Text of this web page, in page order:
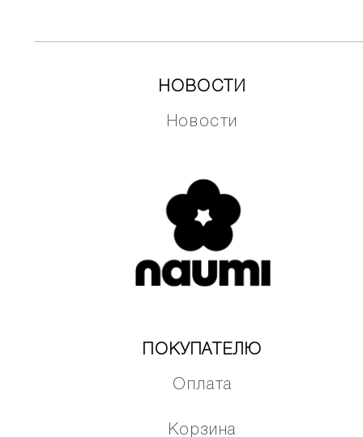
НОВОСТИ
Новости
ПОКУПАТЕЛЮ
Оплата
Корзина